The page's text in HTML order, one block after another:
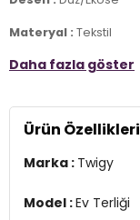
Materyal : Tekstil
Detay :
Üretim Yeri :&
3DE1AA0598CF.07
Daha fazla göster
Ürün Özellikleri
Marka : Twigy
Model :Ev Terliği